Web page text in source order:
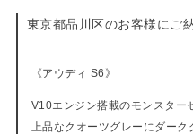
東京都品川区のお客様にご
《アウディ S6》
V10エンジン搭載のモンスター
上品なクオーツグレーにダー